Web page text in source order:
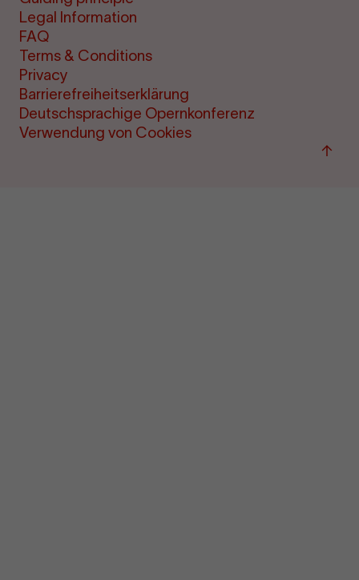
Legal Information
FAQ
Terms & Conditions
Privacy
Barrierefreiheitserklärung
Deutschsprachige Opernkonferenz
Verwendung von Cookies
Back